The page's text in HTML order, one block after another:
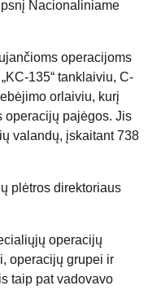
Nacionaliniame
operacijoms
135“ tanklaiviu, C-
orlaiviu, kurį
pajėgos. Jis
valandų, įskaitant 738
plėtros direktoriaus
operacijų
operacijų grupei ir
taip pat vadovavo